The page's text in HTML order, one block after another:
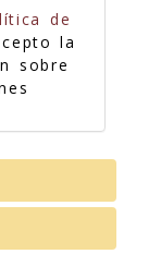
de
la
sobre